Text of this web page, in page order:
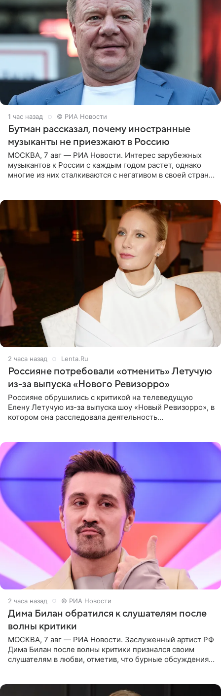
1 час назад © РИА Новости
Бутман рассказал, почему иностранные
музыканты не приезжают в Россию
МОСКВА, 7 авг — РИА Новости. Интерес зарубежных
музыкантов к России с каждым годом растет, однако
многие из них сталкиваются с негативом в своей стране
2 часа назад Lenta.Ru
Россияне потребовали «отменить» Летучую
из-за выпуска «Нового Ревизорро»
Россияне обрушились с критикой на телеведущую
Елену Летучую из-за выпуска шоу «Новый Ревизорро», в
котором она расследовала деятельность
2 часа назад © РИА Новости
Дима Билан обратился к слушателям после
волны критики
МОСКВА, 7 авг — РИА Новости. Заслуженный артист РФ
Дима Билан после волны критики признался своим
слушателям в любви, отметив, что бурные обсуждения